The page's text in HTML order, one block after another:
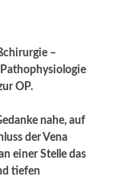
–
OP.
nahe, auf
der Vena
einer Stelle das
tiefen